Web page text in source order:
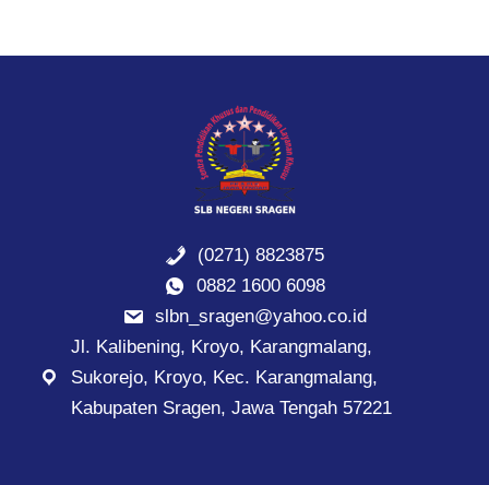
(0271) 8823875
0882 1600 6098
slbn_sragen@yahoo.co.id
Jl. Kalibening, Kroyo, Karangmalang,
Sukorejo, Kroyo, Kec. Karangmalang,
Kabupaten Sragen, Jawa Tengah 57221